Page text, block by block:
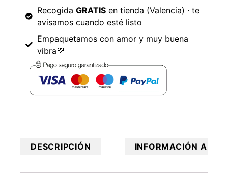
Recogida GRATISen tienda (Valencia) · te
avisamos cuando esté listo
Empaquetamos con amor y muy buena
vibra💜
DESCRIPCIÓN INFORMACIÓN